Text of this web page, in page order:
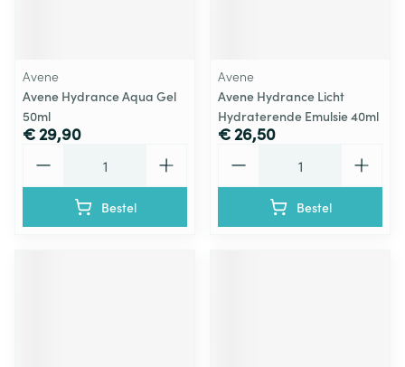
Avene
Avene Hydrance Aqua Gel
50ml
€ 29,90
Bestel
Avene
Avene Hydrance Licht
Hydraterende Emulsie 40ml
€ 26,50
Bestel